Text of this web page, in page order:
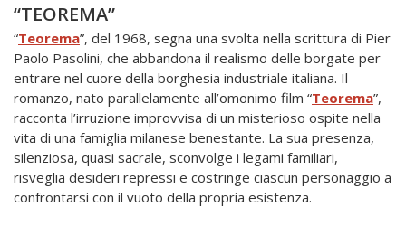
“TEOREMA”
“Teorema”, del 1968, segna una svolta nella scrittura di Pier
Paolo Pasolini, che abbandona il realismo delle borgate per
entrare nel cuore della borghesia industriale italiana. Il
romanzo, nato parallelamente all’omonimo film “Teorema”,
racconta l’irruzione improvvisa di un misterioso ospite nella
vita di una famiglia milanese benestante. La sua presenza,
silenziosa, quasi sacrale, sconvolge i legami familiari,
risveglia desideri repressi e costringe ciascun personaggio a
confrontarsi con il vuoto della propria esistenza.